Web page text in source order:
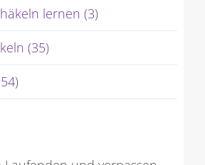
lernen (3)
(35)